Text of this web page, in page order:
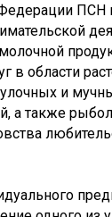
ПСН
в области
и
а также